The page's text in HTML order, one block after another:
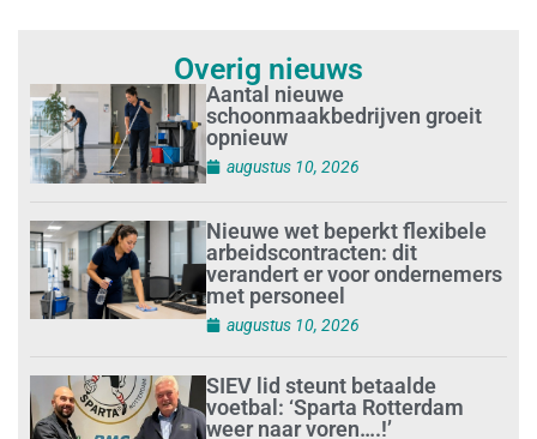
Overig nieuws
Aantal nieuwe
schoonmaakbedrijven groeit
opnieuw
augustus 10, 2026
Nieuwe wet beperkt flexibele
arbeidscontracten: dit
verandert er voor ondernemers
met personeel
augustus 10, 2026
SIEV lid steunt betaalde
voetbal: ‘Sparta Rotterdam
weer naar voren….!’